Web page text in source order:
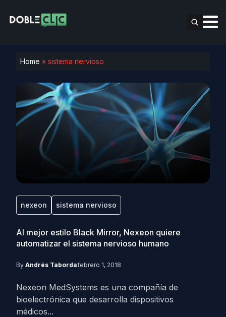
Home » sistema nervioso
nexeon sistema nervioso
Al mejor estilo Black Mirror, Nexeon quiere
automatizar el sistema nervioso humano
By Andrés Tabordafebrero 1, 2018
Nexeon MedSystems es una compañía de
bioelectrónica que desarrolla dispositivos
médicos...